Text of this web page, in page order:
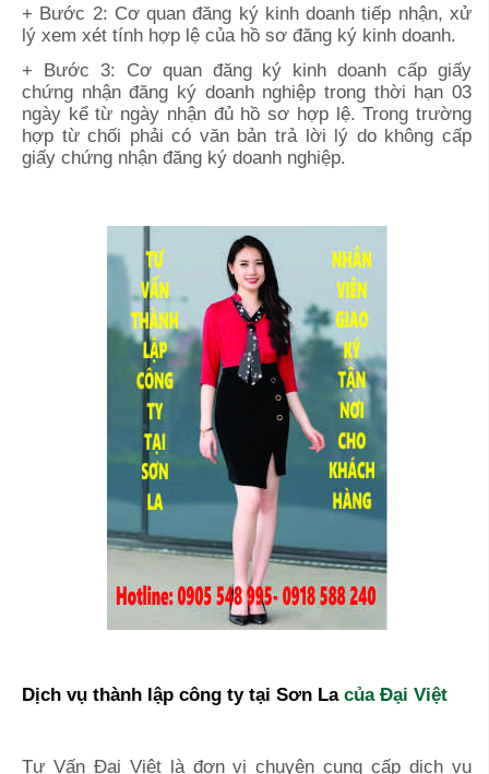
+ Bước 2: Cơ quan đăng ký kinh doanh tiếp nhận, xử
lý xem xét tính hợp lệ của hồ sơ đăng ký kinh doanh.
+ Bước 3: Cơ quan đăng ký kinh doanh cấp giấy
chứng nhận đăng ký doanh nghiệp trong thời hạn 03
ngày kể từ ngày nhận đủ hồ sơ hợp lệ. Trong trường
hợp từ chối phải có văn bản trả lời lý do không cấp
giấy chứng nhận đăng ký doanh nghiệp.
Dịch vụ thành lập công ty tại Sơn Lacủa Đại Việt
Tư Vấn Đại Việt là đơn vị chuyên cung cấp dịch vụ